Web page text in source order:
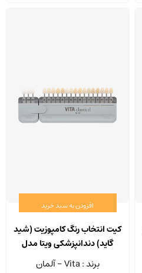
افزودن به سبد خرید
کیت انتخاب رنگ کامپوزیت (شید
گاید) دندانپزشکی ویتا مدل
Classical&Bleach
برند : Vita - آلمان